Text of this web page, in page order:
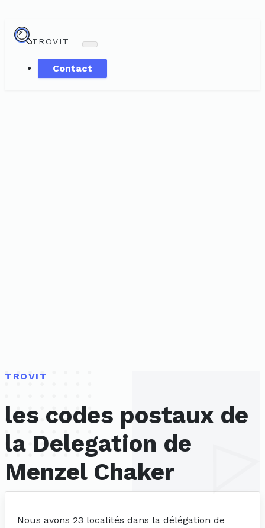
TROVIT
Contact
TROVIT
les codes postaux de
la Delegation de
Menzel Chaker
Nous avons 23 localités dans la délégation de